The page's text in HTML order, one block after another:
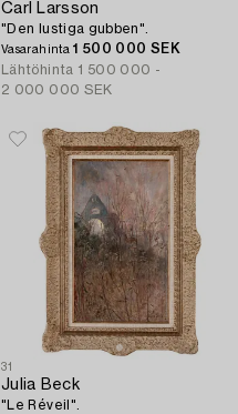
Carl Larsson
"Den lustiga gubben".
Vasarahinta1 500 000 SEK
Lähtöhinta 1 500 000 -
2 000 000 SEK
31
Julia Beck
"Le Réveil".